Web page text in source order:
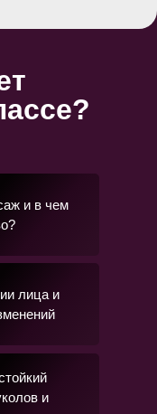
и
лица и
и в чем